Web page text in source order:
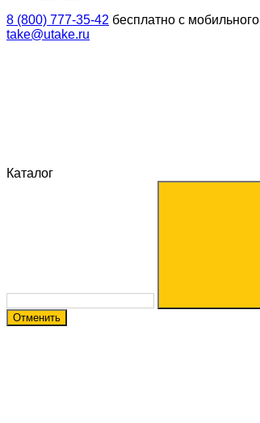
8 (800) 777-35-42 бесплатно с мобильного
take@utake.ru
Каталог
Отменить